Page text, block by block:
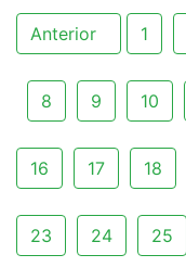
Anterior 1
8 9 10
16 17 18
23 24 25